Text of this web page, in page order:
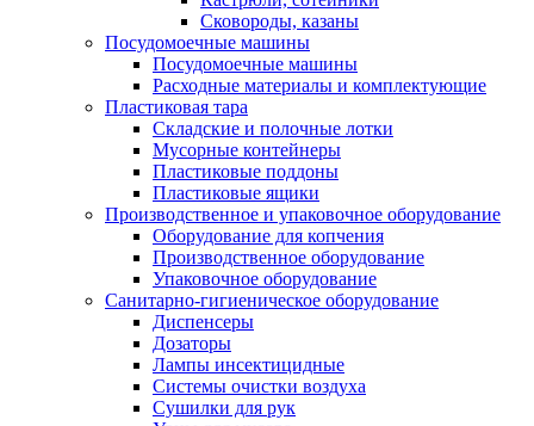
Сковороды, казаны
Посудомоечные машины
Посудомоечные машины
Расходные материалы и комплектующие
Пластиковая тара
Складские и полочные лотки
Мусорные контейнеры
Пластиковые поддоны
Пластиковые ящики
Производственное и упаковочное оборудование
Оборудование для копчения
Производственное оборудование
Упаковочное оборудование
Санитарно-гигиеническое оборудование
Диспенсеры
Дозаторы
Лампы инсектицидные
Системы очистки воздуха
Сушилки для рук